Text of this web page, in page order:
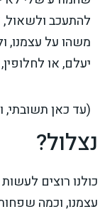
להתעכב ולשאול,
משהו על עצמנו,
יעלם, או
(עד כאן תשובתי,
נצלול?
כולנו רוצים
עצמנו, וכמה